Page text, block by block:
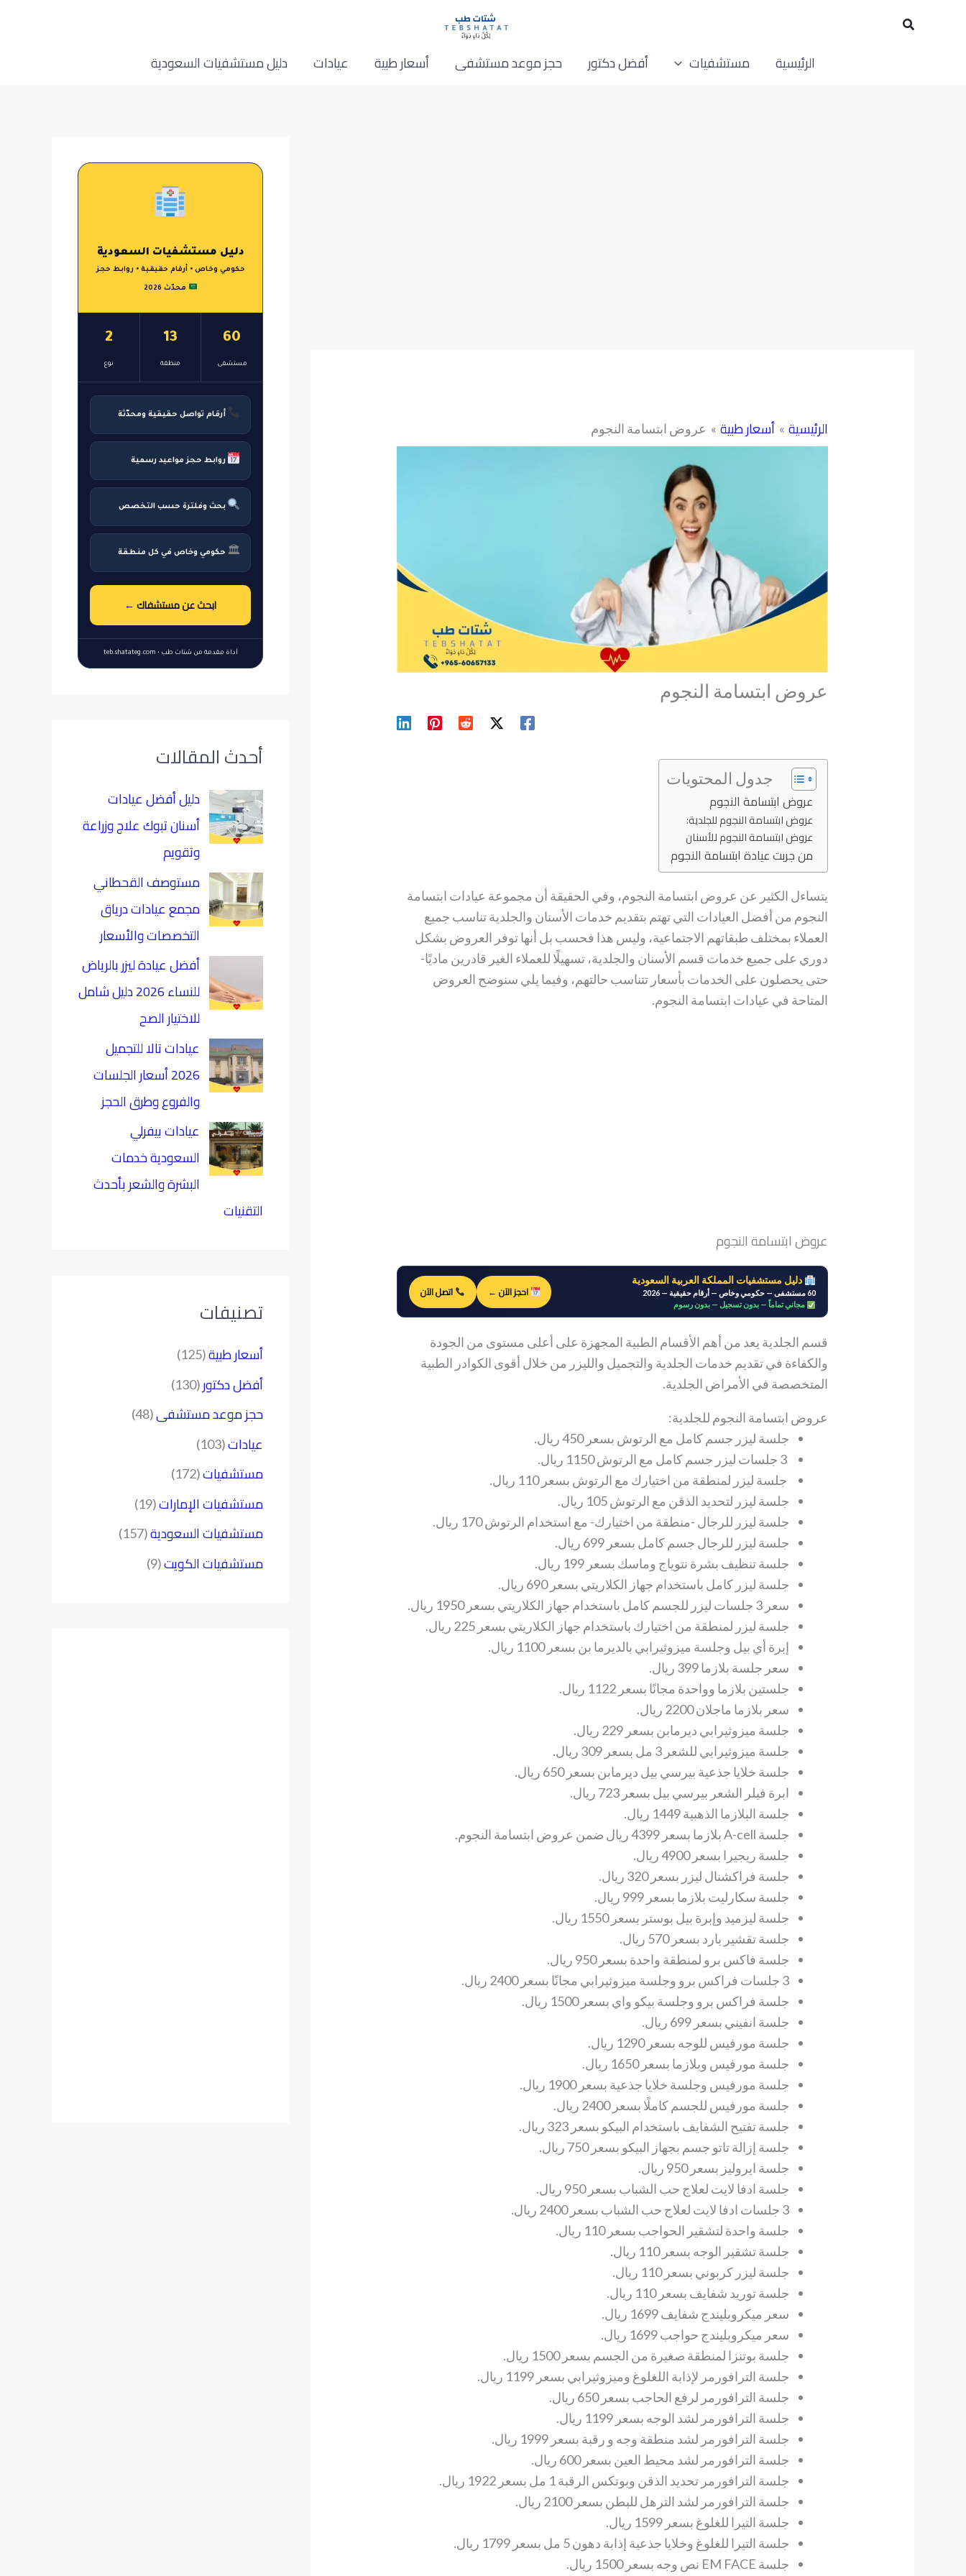
البحث
الرئيسية
مستشفيات أفضل دكتور حجز موعد مستشفى أسعار طبية عيادات دليل مستشفيات السعودية
الرئيسية أسعار طبية عروض ابتسامة النجوم
عروض ابتسامة النجوم
جدول المحتويات
عروض ابتسامة النجوم
عروض ابتسامة النجوم للجلدية:
عروض ابتسامة النجوم للأسنان
من جربت عيادة ابتسامة النجوم
يتساءل الكثير عن عروض ابتسامة النجوم، وفي الحقيقة أن مجموعة عيادات ابتسامة
النجوم من أفضل العيادات التي تهتم بتقديم خدمات الأسنان والجلدية تناسب جميع
العملاء بمختلف طبقاتهم الاجتماعية، وليس هذا فحسب بل أنها توفر العروض بشكل
دوري على جميع خدمات قسم الأسنان والجلدية، تسهيلًا للعملاء الغير قادرين ماديًا-
حتى يحصلون على الخدمات بأسعار تتناسب حالتهم، وفيما يلي سنوضح العروض
المتاحة في عيادات ابتسامة النجوم.
عروض ابتسامة النجوم
دليل مستشفيات المملكة العربية السعودية
60 مستشفى — حكومي وخاص — أرقام حقيقية — 2026
مجاني تماماً — بدون تسجيل — بدون رسوم
احجز الآن ← اتصل الآن
قسم الجلدية يعد من أهم الأقسام الطبية المجهزة على أعلى مستوى من الجودة
والكفاءة في تقديم خدمات الجلدية والتجميل والليزر من خلال أقوى الكوادر الطبية
المتخصصة في الأمراض الجلدية.
عروض ابتسامة النجوم للجلدية:
جلسة ليزر جسم كامل مع الرتوش بسعر 450 ريال.
3 جلسات ليزر جسم كامل مع الرتوش 1150 ريال.
جلسة ليزر لمنطقة من اختيارك مع الرتوش بسعر 110 ريال.
جلسة ليزر لتحديد الذقن مع الرتوش 105 ريال.
جلسة ليزر للرجال -منطقة من اختيارك- مع استخدام الرتوش 170 ريال.
جلسة ليزر للرجال جسم كامل بسعر 699 ريال.
جلسة تنظيف بشرة نتوياج وماسك بسعر 199 ريال.
جلسة ليزر كامل باستخدام جهاز الكلاريتي بسعر 690 ريال.
سعر 3 جلسات ليزر للجسم كامل باستخدام جهاز الكلاريتي بسعر 1950 ريال.
جلسة ليزر لمنطقة من اختيارك باستخدام جهاز الكلاريتي بسعر 225 ريال.
إبرة أي بيل وجلسة ميزوثيرابي بالديرما بن بسعر 1100 ريال.
سعر جلسة بلازما 399 ريال.
جلستين بلازما وواحدة مجانًا بسعر 1122 ريال.
سعر بلازما ماجلان 2200 ريال.
جلسة ميزوثيرابي ديرمابن بسعر 229 ريال.
جلسة ميزوثيرابي للشعر 3 مل بسعر 309 ريال.
جلسة خلايا جذعية بيرسي بيل ديرمابن بسعر 650 ريال.
ابرة فيلر الشعر بيرسي بيل بسعر 723 ريال.
جلسة البلازما الذهبية 1449 ريال.
جلسة A-cell بلازما بسعر 4399 ريال ضمن عروض ابتسامة النجوم.
جلسة ريجيرا بسعر 4900 ريال.
جلسة فراكشنال ليزر بسعر 320 ريال.
جلسة سكارليت بلازما بسعر 999 ريال.
جلسة ليزميد وإبرة بيل بوستر بسعر 1550 ريال.
جلسة تقشير بارد بسعر 570 ريال.
جلسة فاكس برو لمنطقة واحدة بسعر 950 ريال.
3 جلسات فراكس برو وجلسة ميزوثيرابي مجانًا بسعر 2400 ريال.
جلسة فراكس برو وجلسة بيكو واي بسعر 1500 ريال.
جلسة انفيني بسعر 699 ريال.
جلسة مورفيس للوجه بسعر 1290 ريال.
جلسة مورفيس وبلازما بسعر 1650 ريال.
جلسة مورفيس وجلسة خلايا جذعية بسعر 1900 ريال.
جلسة مورفيس للجسم كاملًا بسعر 2400 ريال.
جلسة تفتيح الشفايف باستخدام البيكو بسعر 323 ريال.
جلسة إزالة تاتو جسم بجهاز البيكو بسعر 750 ريال.
جلسة ايروليز بسعر 950 ريال.
جلسة ادفا لايت لعلاج حب الشباب بسعر 950 ريال.
3 جلسات ادفا لايت لعلاج حب الشباب بسعر 2400 ريال.
جلسة واحدة لتشقير الحواجب بسعر 110 ريال.
جلسة تشقير الوجه بسعر 110 ريال.
جلسة ليزر كربوني بسعر 110 ريال.
جلسة توريد شفايف بسعر 110 ريال.
سعر ميكروبليندج شفايف 1699 ريال.
سعر ميكروبليندج حواجب 1699 ريال.
جلسة بوتنزا لمنطقة صغيرة من الجسم بسعر 1500 ريال.
جلسة الترافورمر لإذابة اللغلوغ وميزوثيرابي بسعر 1199 ريال.
جلسة الترافورمر لرفع الحاجب بسعر 650 ريال.
جلسة الترافورمر لشد الوجه بسعر 1199 ريال.
جلسة الترافورمر لشد منطقة وجه و رقبة بسعر 1999 ريال.
جلسة الترافورمر لشد محيط العين بسعر 600 ريال.
جلسة الترافورمر تحديد الذقن وبوتكس الرقبة 1 مل بسعر 1922 ريال.
جلسة الترافورمر لشد الترهل للبطن بسعر 2100 ريال.
جلسة التيرا للغلوغ بسعر 1599 ريال.
جلسة التيرا للغلوغ وخلايا جذعية إذابة دهون 5 مل بسعر 1799 ريال.
جلسة EM FACE نص وجه بسعر 1500 ريال.
دليل مستشفيات السعودية
حكومي وخاص • أرقام حقيقية • روابط حجز
محدّث 2026
60
مستشفى
13
منطقة
2
نوع
أرقام تواصل حقيقية ومحدّثة
روابط حجز مواعيد رسمية
بحث وفلترة حسب التخصص
🏛 حكومي وخاص في كل منطقة
ابحث عن مستشفاك ←
أداة مقدمة من شتات طب • teb.shatateg.com
أحدث المقالات
دليل أفضل عيادات
أسنان تبوك علاج وزراعة
وتقويم
مستوصف القحطاني
مجمع عيادات درياق
التخصصات والأسعار
أفضل عيادة ليزر بالرياض
للنساء 2026 دليل شامل
للاختيار الصح
عيادات تالا للتجميل
2026 أسعار الجلسات
والفروع وطرق الحجز
عيادات بيفرلي
السعودية خدمات
البشرة والشعر بأحدث
التقنيات
تصنيفات
أسعار طبية(125)
أفضل دكتور(130)
حجز موعد مستشفى(48)
عيادات(103)
مستشفيات(172)
مستشفيات الإمارات(19)
مستشفيات السعودية(157)
مستشفيات الكويت(9)